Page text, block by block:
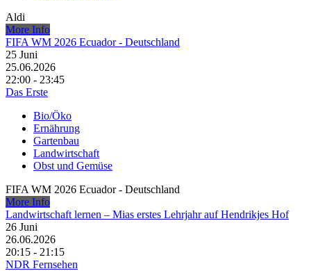
Aldi
More Info
FIFA WM 2026 Ecuador - Deutschland
25 Juni
25.06.2026
22:00 - 23:45
Das Erste
Bio/Öko
Ernährung
Gartenbau
Landwirtschaft
Obst und Gemüse
FIFA WM 2026 Ecuador - Deutschland
More Info
Landwirtschaft lernen – Mias erstes Lehrjahr auf Hendrikjes Hof
26 Juni
26.06.2026
20:15 - 21:15
NDR Fernsehen